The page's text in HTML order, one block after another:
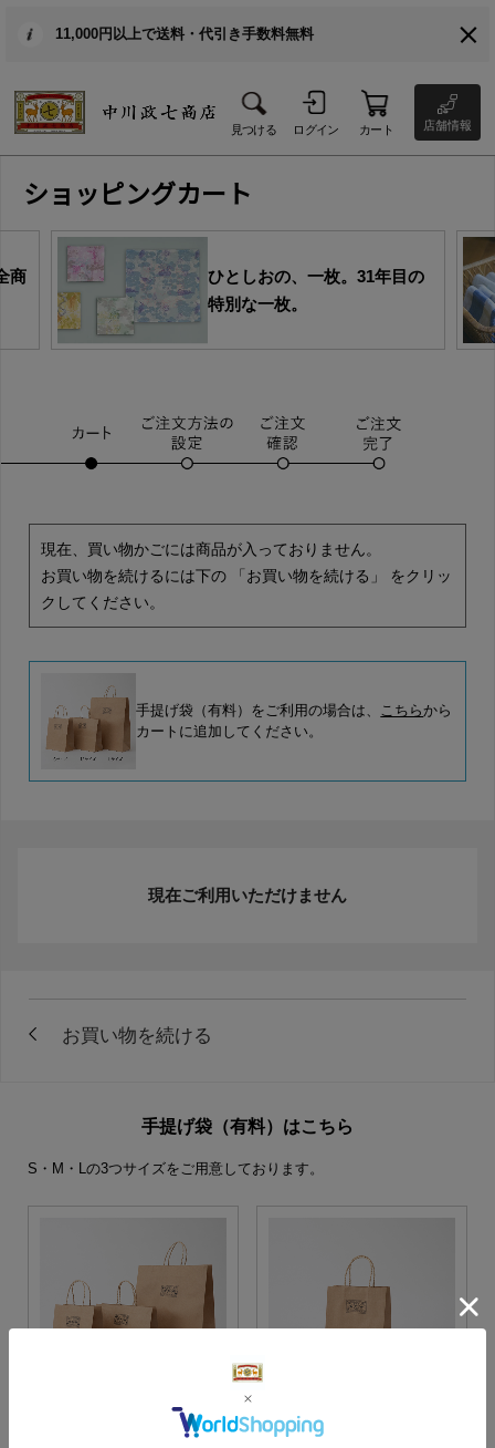
11,000円以上で送料・代引き手数料無料
見つける ログイン カート 店舗情報
ショッピングカート
商
ひとしおの、一枚。31年目の
特別な一枚。
現在、買い物かごには商品が入っておりません。
お買い物を続けるには下の 「お買い物を続ける」 をクリッ
クしてください。
手提げ袋（有料）をご利用の場合は、 こちらから
カートに追加してください。
現在ご利用いただけません
手提げ袋（有料）はこちら
S・M・Lの3つサイズをご用意しております。
S・M・Lサイズより当店に
Sサイズ